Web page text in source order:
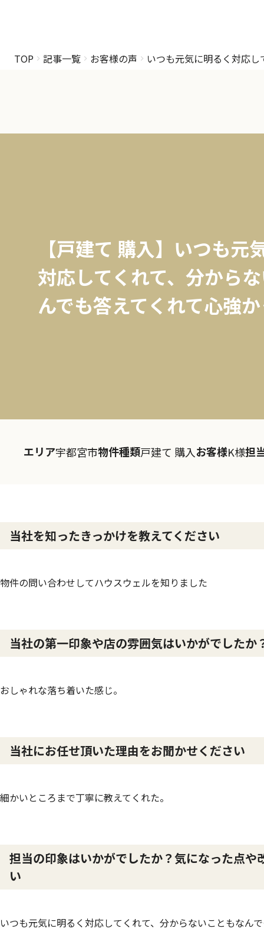
TOP 記事一覧 お客様の声 いつも元気に明るく対応
【戸建て 購入】いつも元
対応してくれて、分から
んでも答えてくれて心強
エリア宇都宮市物件種類戸建て 購入お客様K様担
当社を知ったきっかけを教えてください
物件の問い合わせしてハウスウェルを知りました
当社の第一印象や店の雰囲気はいかがでしたか
おしゃれな落ち着いた感じ。
当社にお任せ頂いた理由をお聞かせください
細かいところまで丁寧に教えてくれた。
担当の印象はいかがでしたか？気になった点
い
いつも元気に明るく対応してくれて、分からないこともなん